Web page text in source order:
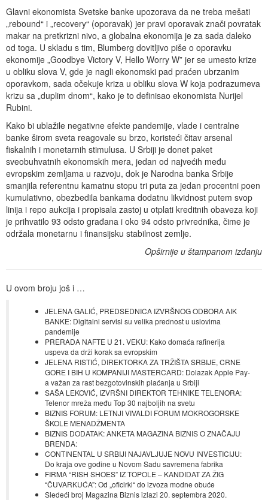
Glavni ekonomista Svetske banke upozorava da ne treba mešati
„rebound“ i „recovery“ (oporavak) jer pravi oporavak znači povratak
makar na pretkrizni nivo, a globalna ekonomija je za sada daleko
od toga. U skladu s tim, Blumberg dovitljivo piše o oporavku
ekonomije „Goodbye Victory V, Hello Worry W” jer se umesto krize
u obliku slova V, gde je nagli ekonomski pad praćen ubrzanim
oporavkom, sada očekuje kriza u obliku slova W koja podrazumeva
krizu sa „duplim dnom“, kako je to definisao ekonomista Nurijel
Rubini.
Kako bi ublažile negativne efekte pandemije, vlade i centralne
banke širom sveta reagovale su brzo, koristeći čitav arsenal
fiskalnih i monetarnih stimulusa. U Srbiji je donet paket
sveobuhvatnih ekonomskih mera, jedan od najvećih među
evropskim zemljama u razvoju, dok je Narodna banka Srbije
smanjila referentnu kamatnu stopu tri puta za jedan procentni poen
kumulativno, obezbedila bankama dodatnu likvidnost putem svop
linija i repo aukcija i propisala zastoj u otplati kreditnih obaveza koji
je prihvatilo 93 odsto građana i oko 94 odsto privrednika, čime je
održala monetarnu i finansijsku stabilnost zemlje.
Opširnije u štampanom izdanju
U ovom broju još i …
JELENA GALIĆ, PREDSEDNICA IZVRŠNOG ODBORA AIK
BANKE: Digitalni servisi su velika prednost u uslovima
pandemije
PRERADA NAFTE U 21. VEKU: Kako domaća rafinerija
uspeva da drži korak sa evropskim
JELENA RISTIĆ, DIREKTORKA ZA TRŽIŠTA SRBIJE, CRNE
GORE I BIH U KOMPANIJI MASTERCARD: Dolazak Apple Pay-
a važan za rast bezgotovinskih plaćanja u Srbiji
SAŠA LEKOVIĆ, IZVRŠNI DIREKTOR TEHNIKE TELENORA:
Telenor mreža među Top 30 najboljih na svetu
BIZNIS FORUM: LETNJI VIVALDI FORUM MOKROGORSKE
ŠKOLE MENADŽMENTA
BIZNIS DODATAK: ANKETA MAGAZINA BIZNIS O ZNAČAJU
BRENDA:
CONTINENTAL U SRBIJI NAJAVLJUJE NOVU INVESTICIJU:
Do kraja ove godine u Novom Sadu savremena fabrika
FIRMA “RISH SHOES” IZ TOPOLE – KANDIDAT ZA ŽIG
“ČUVARKUĆA”: Od „oficirki“ do izvoza modne obuće
Sledeći broj Magazina Biznis izlazi 20. septembra 2020.